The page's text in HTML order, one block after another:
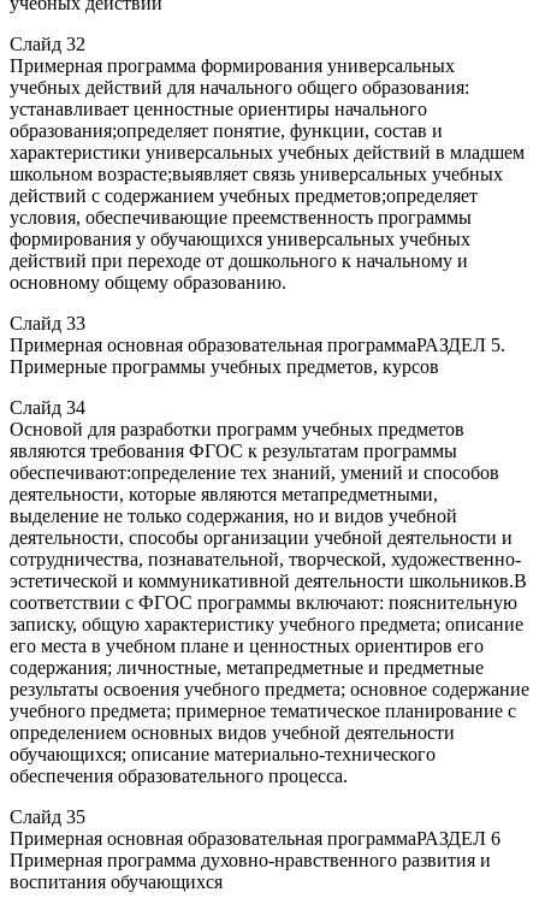
Слайд 32
Примерная программа формирования универсальных
учебных действий для начального общего образования:
устанавливает ценностные ориентиры начального
образования;определяет понятие, функции, состав и
характеристики универсальных учебных действий в младшем
школьном возрасте;выявляет связь универсальных учебных
действий с содержанием учебных предметов;определяет
условия, обеспечивающие преемственность программы
формирования у обучающихся универсальных учебных
действий при переходе от дошкольного к начальному и
основному общему образованию.
Слайд 33
Примерная основная образовательная программаРАЗДЕЛ 5.
Примерные программы учебных предметов, курсов
Слайд 34
Основой для разработки программ учебных предметов
являются требования ФГОС к результатам программы
обеспечивают:определение тех знаний, умений и способов
деятельности, которые являются метапредметными,
выделение не только содержания, но и видов учебной
деятельности, способы организации учебной деятельности и
сотрудничества, познавательной, творческой, художественно-
эстетической и коммуникативной деятельности школьников.В
соответствии с ФГОС программы включают: пояснительную
записку, общую характеристику учебного предмета; описание
его места в учебном плане и ценностных ориентиров его
содержания; личностные, метапредметные и предметные
результаты освоения учебного предмета; основное содержание
учебного предмета; примерное тематическое планирование с
определением основных видов учебной деятельности
обучающихся; описание материально-технического
обеспечения образовательного процесса.
Слайд 35
Примерная основная образовательная программаРАЗДЕЛ 6
Примерная программа духовно-нравственного развития и
воспитания обучающихся